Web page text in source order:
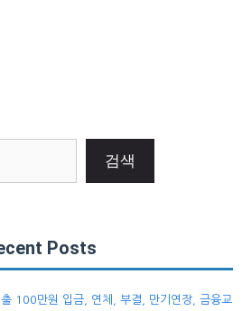
검색
Posts
100만원 입금, 연체, 부결, 만기연장, 금융교